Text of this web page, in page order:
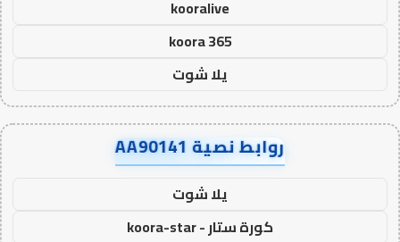
kooralive
koora 365
يلا شوت
روابط نصية AA90141
يلا شوت
كورة ستار - koora-star